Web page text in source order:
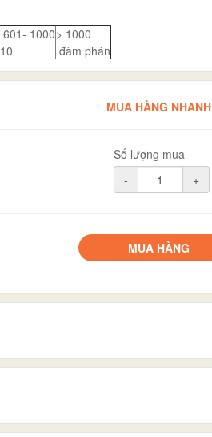
601- 1000> 1000
10 đàm phán
MUA HÀNG NHANH
Số lượng mua
-
+
MUA HÀNG